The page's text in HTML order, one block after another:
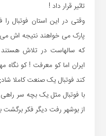
تاثیر قرار داد !
وقتی در این استان فوتبال
پارک می خواهند نتیجه اش
که سالهاست در تلاش
ایران اما کو معرفت ! کو نگاه
کند فوتبال یک صنعت کاملا
با فوتبال مثل یک بچه سر
از بوشهر رفت دیگر فکر